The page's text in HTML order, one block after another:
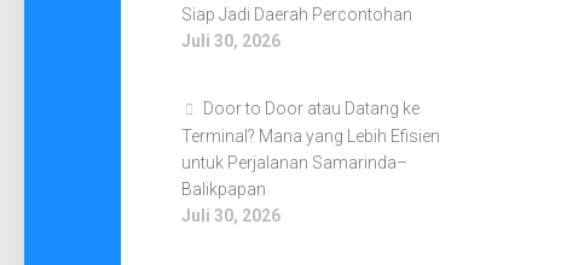
Siap Jadi Daerah Percontohan
Juli 30, 2026
Door to Door atau Datang ke
Terminal? Mana yang Lebih Efisien
untuk Perjalanan Samarinda–
Balikpapan
Juli 30, 2026